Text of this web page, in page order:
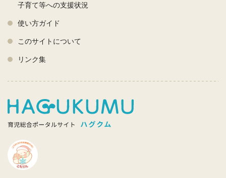
子育て等への支援状況
使い方ガイド
このサイトについて
リンク集